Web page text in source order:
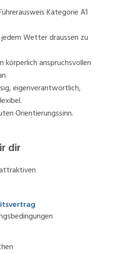
Kategorie A1
Wetter draussen zu
körperlich anspruchsvollen
eigenverantwortlich,
Orientierungssinn.
dir